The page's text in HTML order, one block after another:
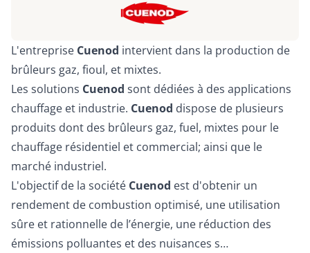
L'entreprise Cuenod intervient dans la production de
brûleurs gaz, fioul, et mixtes.
Les solutions Cuenod sont dédiées à des applications
chauffage et industrie. Cuenod dispose de plusieurs
produits dont des brûleurs gaz, fuel, mixtes pour le
chauffage résidentiel et commercial; ainsi que le
marché industriel.
L'objectif de la société Cuenod est d'obtenir un
rendement de combustion optimisé, une utilisation
sûre et rationnelle de l’énergie, une réduction des
émissions polluantes et des nuisances s…